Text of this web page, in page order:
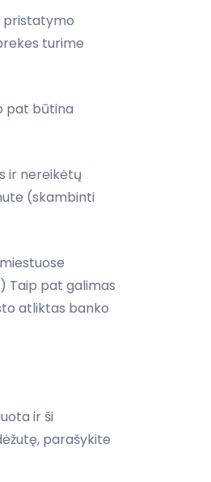
pristatymo
turime
pat būtina
ir nereikėtų
(skambinti
Taip pat galimas
atliktas banko
ir ši
parašykite